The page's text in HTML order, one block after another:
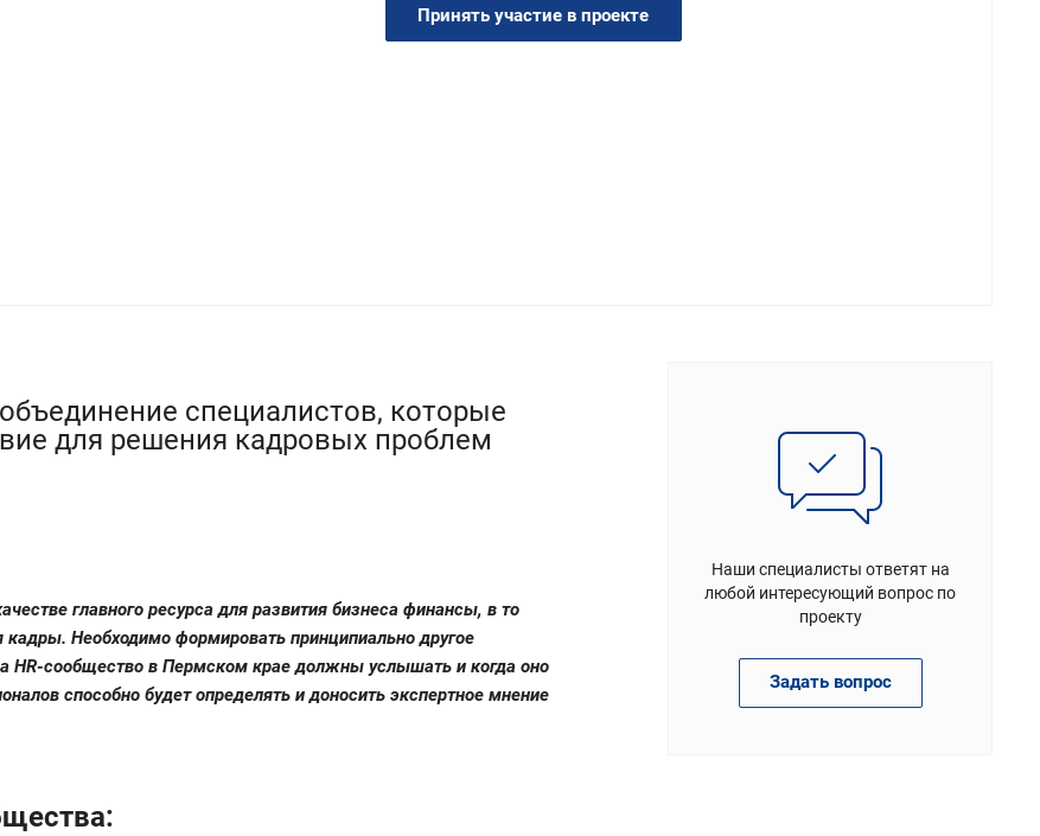
Принять участие в проекте
специалистов, которые
для решения кадровых проблем
главного ресурса для развития бизнеса финансы, в то
Необходимо формировать принципиально другое
HR-сообщество в Пермском крае должны услышать и когда оно
способно будет определять и доносить экспертное мнение
Наши специалисты ответят на
любой интересующий вопрос по
проекту
Задать вопрос